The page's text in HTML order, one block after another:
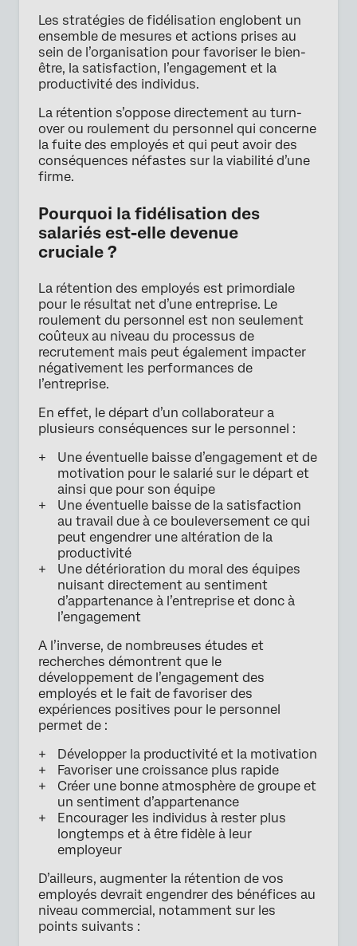
Les stratégies de fidélisation englobent un
ensemble de mesures et actions prises au
sein de l’organisation pour favoriser le bien-
être, la satisfaction, l’engagement et la
productivité des individus.
La rétention s’oppose directement au turn-
over ou roulement du personnel qui concerne
la fuite des employés et qui peut avoir des
conséquences néfastes sur la viabilité d’une
firme.
Pourquoi la fidélisation des
salariés est-elle devenue
cruciale ?
La rétention des employés est primordiale
pour le résultat net d’une entreprise. Le
roulement du personnel est non seulement
coûteux au niveau du processus de
recrutement mais peut également impacter
négativement les performances de
l’entreprise.
En effet, le départ d’un collaborateur a
plusieurs conséquences sur le personnel :
Une éventuelle baisse d’engagement et de
motivation pour le salarié sur le départ et
ainsi que pour son équipe
Une éventuelle baisse de la satisfaction
au travail due à ce bouleversement ce qui
peut engendrer une altération de la
productivité
Une détérioration du moral des équipes
nuisant directement au sentiment
d’appartenance à l’entreprise et donc à
l’engagement
A l’inverse, de nombreuses études et
recherches démontrent que le
développement de l’engagement des
employés et le fait de favoriser des
expériences positives pour le personnel
permet de :
Développer la productivité et la motivation
Favoriser une croissance plus rapide
Créer une bonne atmosphère de groupe et
un sentiment d’appartenance
Encourager les individus à rester plus
longtemps et à être fidèle à leur
employeur
D’ailleurs, augmenter la rétention de vos
employés devrait engendrer des bénéfices au
niveau commercial, notamment sur les
points suivants :